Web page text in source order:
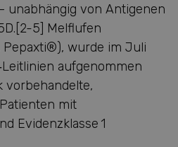
unabhängig von Antigenen
5] Melflufen
Pepaxti®), wurde im Juli
aufgenommen
vorbehandelte,
mit
Evidenzklasse 1